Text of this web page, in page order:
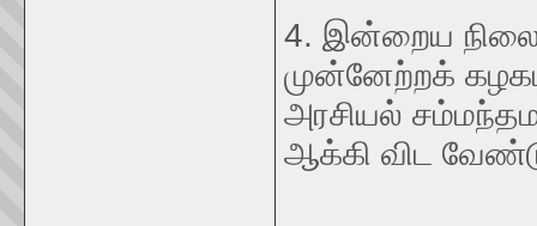
4. இன்றைய நிலை
முன்னேற்றக்
அரசியல்
ஆக்கி விட